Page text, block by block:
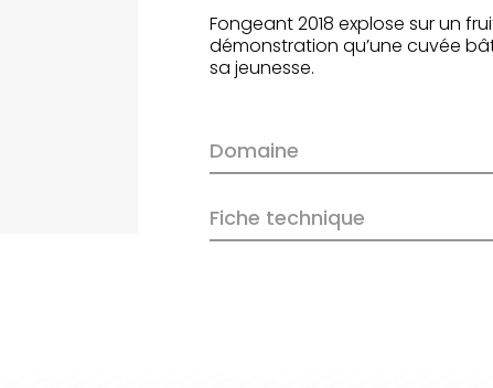
Fongeant 2018 explose sur un
démonstration qu’une cuvée
sa jeunesse.
Domaine
Fiche technique